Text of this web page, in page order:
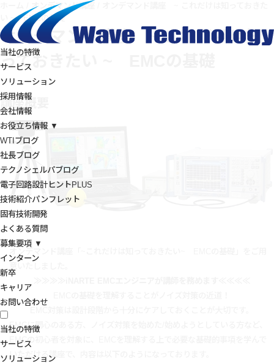
当社の特徴
サービス
ソリューション
採用情報
会社情報
お役立ち情報 ▼
WTIブログ
社長ブログ
テクノシェルパブログ
電子回路設計ヒントPLUS
技術紹介パンフレット
固有技術開発
よくある質問
募集要項 ▼
インターン
新卒
キャリア
お問い合わせ
当社の特徴
サービス
ソリューション
オンデマンド講座
い ~ EMCの基礎
オンデマンド講座 ~ これだけは知
っておきたい ~ EMCの基礎
講座概要
EMCに関心のある方、ノイズ対策を始めた/始めようとしている方など、
EMCの初心者を対象に、EMCを理解する上で必要な基礎的事項を学んで
いただける講座で、内容は以下のようになっております。